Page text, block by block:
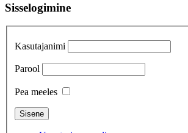
Sisselogimine
Kasutajanimi
Parool
Pea meeles